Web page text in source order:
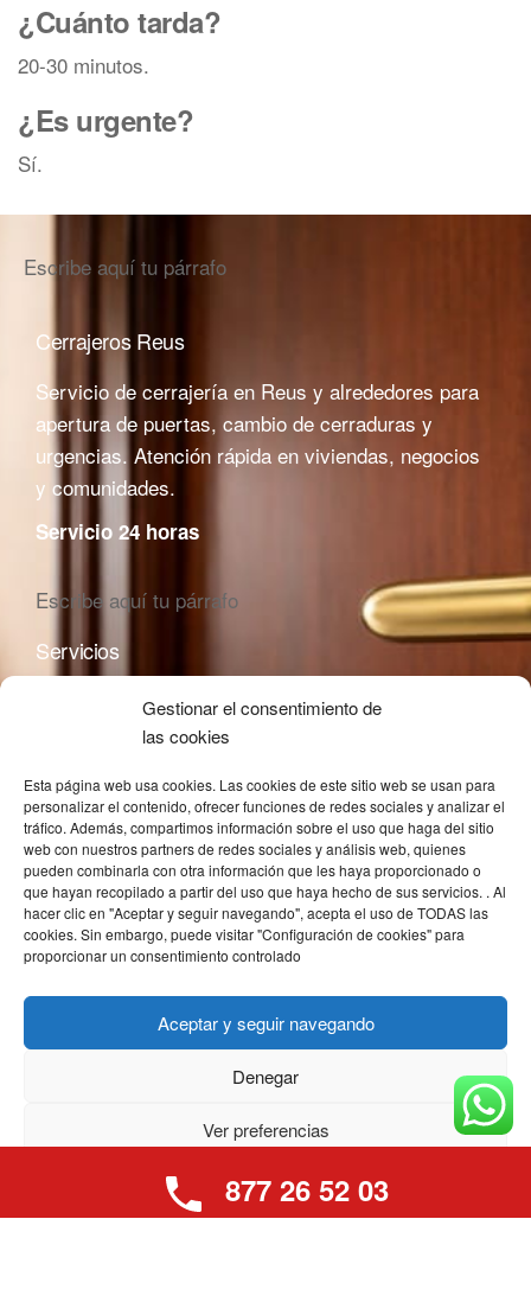
Gestionar el consentimiento de
las cookies
Esta página web usa cookies. Las cookies de este sitio web se usan para
personalizar el contenido, ofrecer funciones de redes sociales y analizar el
tráfico. Además, compartimos información sobre el uso que haga del sitio
web con nuestros partners de redes sociales y análisis web, quienes
pueden combinarla con otra información que les haya proporcionado o
que hayan recopilado a partir del uso que haya hecho de sus servicios. . Al
hacer clic en "Aceptar y seguir navegando", acepta el uso de TODAS las
cookies. Sin embargo, puede visitar "Configuración de cookies" para
proporcionar un consentimiento controlado
Aceptar y seguir navegando
Denegar
Ver preferencias
Política de cookies Política de privacidadAviso legal
¿Cuánto tarda?
20-30 minutos.
¿Es urgente?
Sí.
Escribe aquí tu párrafo
Cerrajeros Reus
Servicio de cerrajería en Reus y alrededores para
apertura de puertas, cambio de cerraduras y
urgencias. Atención rápida en viviendas, negocios
y comunidades.
Servicio 24 horas
Escribe aquí tu párrafo
Servicios
Apertura de
puertas
cerraduras
Cambio de
bombines
Reparación de
cerraduras
Cerrajeros 24
horas
Zonas Reus
Ponent
Sant Josep Obrer
Ver todas las
zonas
Política de Privacidad y
877 26 52 03